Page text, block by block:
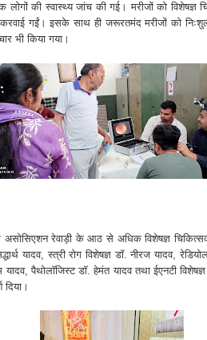
की स्वास्थ्य जांच की गई। मरीजों को विशेषज्ञ
गईं। इसके साथ ही जरूरतमंद मरीजों को
भी किया गया।
असोसिएशन रेवाड़ी के आठ से अधिक विशेषज्ञ
यादव, स्त्री रोग विशेषज्ञ डॉ. नीरज यादव,
यादव, पैथोलॉजिस्ट डॉ. हेमंत यादव तथा ईएनटी